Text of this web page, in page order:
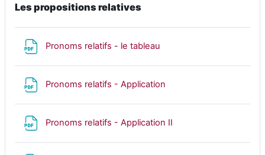
Les propositions relatives
Pronoms relatifs - le tableau
Pronoms relatifs - Application
Pronoms relatifs - Application II